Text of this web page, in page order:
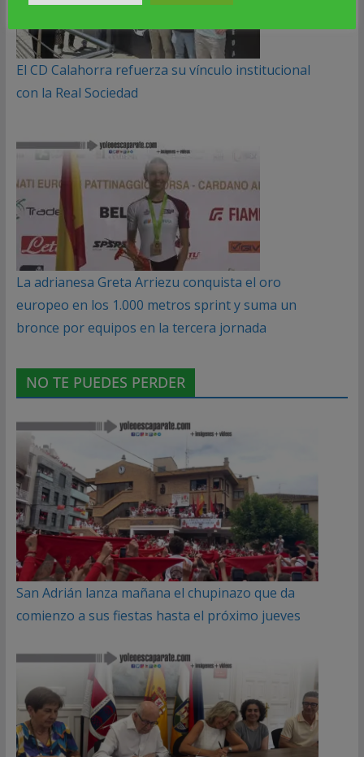
El CD Calahorra refuerza su vínculo institucional
con la Real Sociedad
La adrianesa Greta Arriezu conquista el oro
europeo en los 1.000 metros sprint y suma un
bronce por equipos en la tercera jornada
NO TE PUEDES PERDER
San Adrián lanza mañana el chupinazo que da
comienzo a sus fiestas hasta el próximo jueves